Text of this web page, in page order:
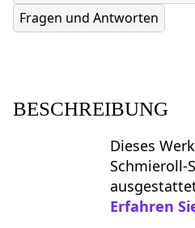
Fragen und Antworten
BESCHREIBUNG
Dieses
Schmieroll-
Erfahren